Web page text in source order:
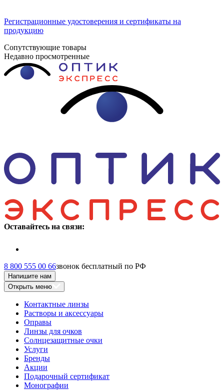
Регистрационные удостоверения и сертификаты на
продукцию
Сопутствующие товары
Недавно просмотренные
Оставайтесь на связи:
8 800 555 00 66звонок бесплатный по РФ
Напишите нам
Открыть меню
Контактные линзы
Растворы и аксессуары
Оправы
Линзы для очков
Солнцезащитные очки
Услуги
Бренды
Акции
Подарочный сертификат
Монографии